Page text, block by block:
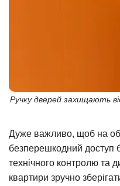
Ручку дверей захищають
Дуже важливо, щоб на
безперешкодний доступ
технічного контролю та
квартири зручно